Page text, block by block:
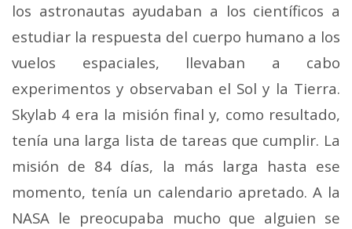
los astronautas ayudaban a los científicos a
estudiar la respuesta del cuerpo humano a los
vuelos espaciales, llevaban a cabo
experimentos y observaban el Sol y la Tierra.
Skylab 4 era la misión final y, como resultado,
tenía una larga lista de tareas que cumplir. La
misión de 84 días, la más larga hasta ese
momento, tenía un calendario apretado. A la
NASA le preocupaba mucho que alguien se